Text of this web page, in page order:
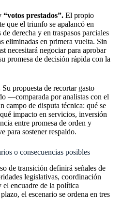
prestados”. El propio
que el triunfo se apalancó en
derecha y en traspasos parciales
eliminadas en primera vuelta. Sin
necesitará negociar para aprobar
promesa de decisión rápida con la
Su propuesta de recortar gasto
—comparada por analistas con el
de disputa técnica: qué se
impacto en servicios, inversión
entre promesa de orden y
para sostener respaldo.
o consecuencias posibles
de transición definirá señales de
legislativas, coordinación
el encuadre de la política
el escenario se ordena en tres